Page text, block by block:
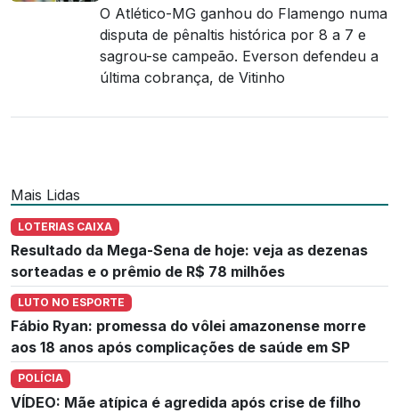
O Atlético-MG ganhou do Flamengo numa
disputa de pênaltis histórica por 8 a 7 e
sagrou-se campeão. Everson defendeu a
última cobrança, de Vitinho
Mais Lidas
LOTERIAS CAIXA
Resultado da Mega-Sena de hoje: veja as dezenas
sorteadas e o prêmio de R$ 78 milhões
LUTO NO ESPORTE
Fábio Ryan: promessa do vôlei amazonense morre
aos 18 anos após complicações de saúde em SP
POLÍCIA
VÍDEO: Mãe atípica é agredida após crise de filho